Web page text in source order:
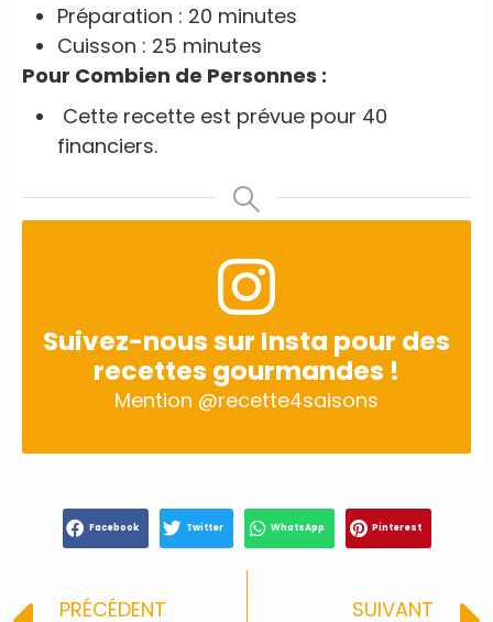
Préparation : 20 minutes
Cuisson : 25 minutes
Pour Combien de Personnes :
Cette recette est prévue pour 40
financiers.
Suivez-nous sur Insta pour des
recettes gourmandes !
Mention @recette4saisons
Facebook Twitter WhatsApp Pinterest
PRÉCÉDENT SUIVANT